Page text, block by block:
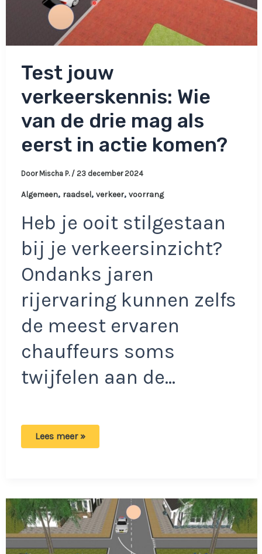
Test jouw
verkeerskennis: Wie
van de drie mag als
eerst in actie komen?
Door Mischa P. / 23 december 2024
Algemeen, raadsel, verkeer, voorrang
Heb je ooit stilgestaan
bij je verkeersinzicht?
Ondanks jaren
rijervaring kunnen zelfs
de meest ervaren
chauffeurs soms
twijfelen aan de…
Test
mag
als
eerst
in
actie
komen?
Lees meer »